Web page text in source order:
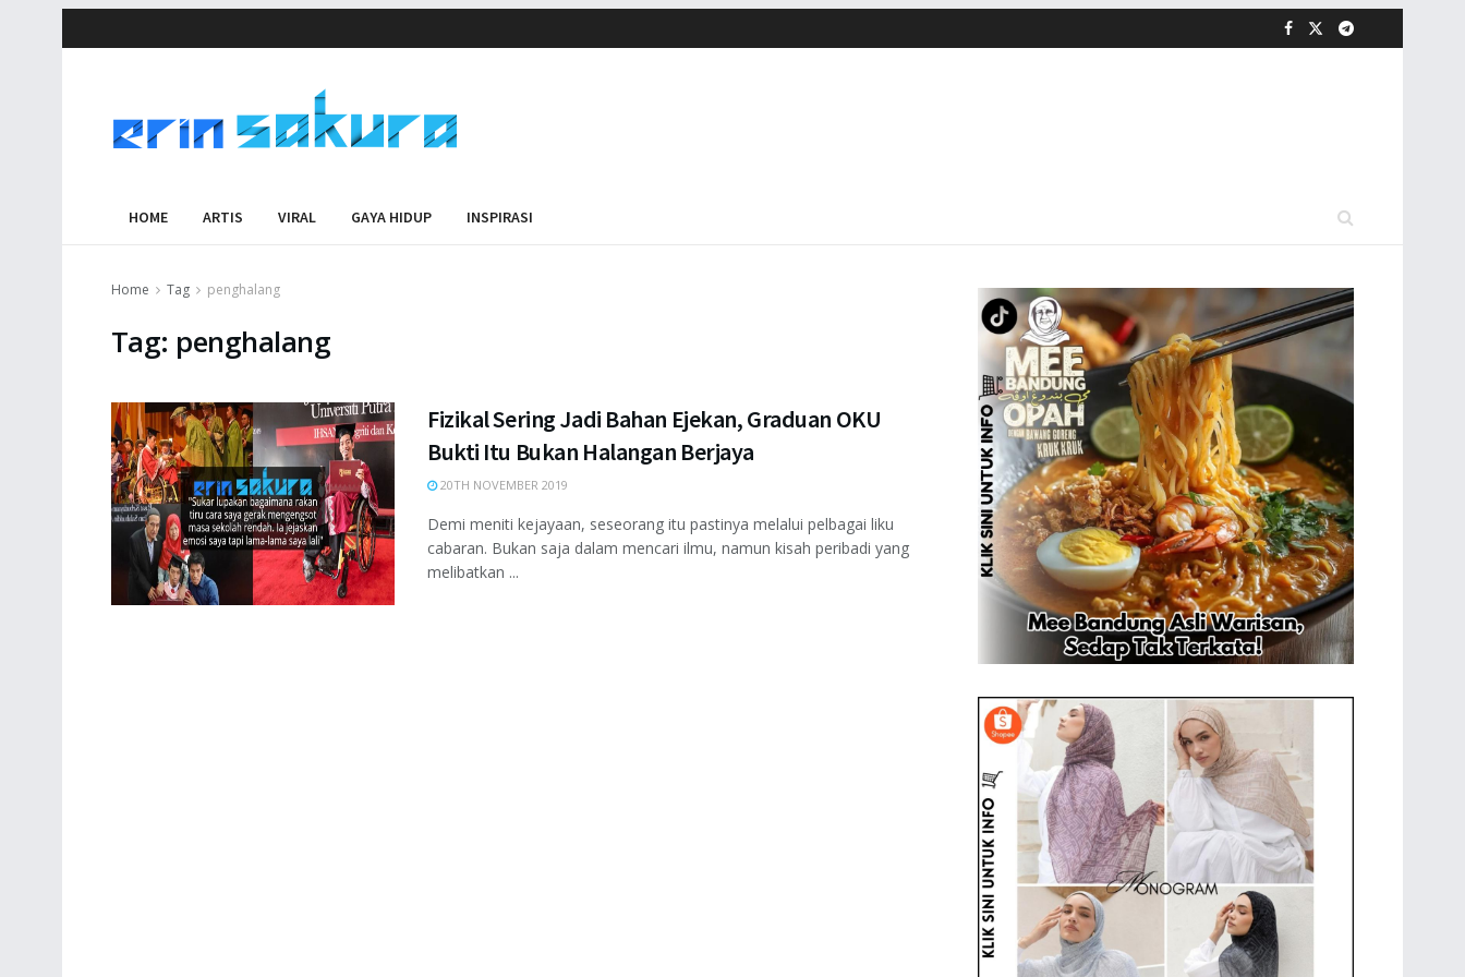
HOME ARTIS VIRAL GAYA HIDUP INSPIRASI
Home Tag penghalang
Tag: penghalang
Fizikal Sering Jadi Bahan Ejekan, Graduan OKU
Bukti Itu Bukan Halangan Berjaya
20TH NOVEMBER 2019
Demi meniti kejayaan, seseorang itu pastinya melalui pelbagai liku
cabaran. Bukan saja dalam mencari ilmu, namun kisah peribadi yang
melibatkan ...